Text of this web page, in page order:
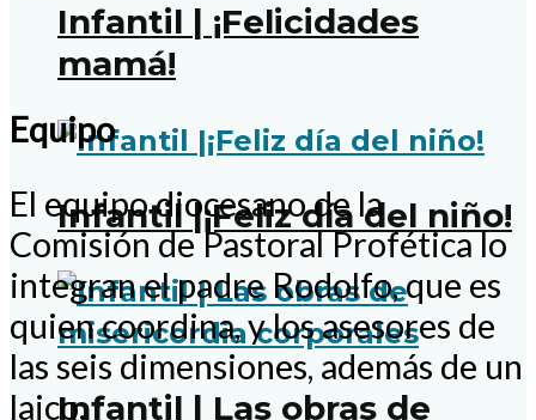
Infantil | ¡Felicidades
mamá!
Infantil |¡Feliz día del niño!
Infantil | Las obras de
Equipo
El equipo diocesano de la
Comisión de Pastoral Profética lo
integran el padre Rodolfo, que es
quien coordina, y los asesores de
las seis dimensiones, además de un
laico.